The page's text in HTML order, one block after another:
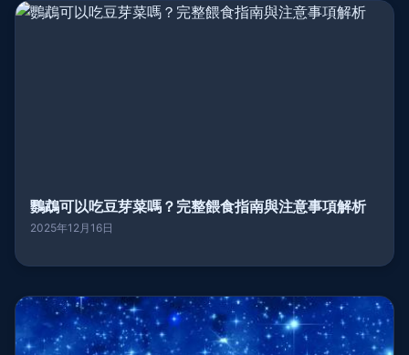
鸚鵡可以吃豆芽菜嗎？完整餵食指南與注意事項解析
2025年12月16日